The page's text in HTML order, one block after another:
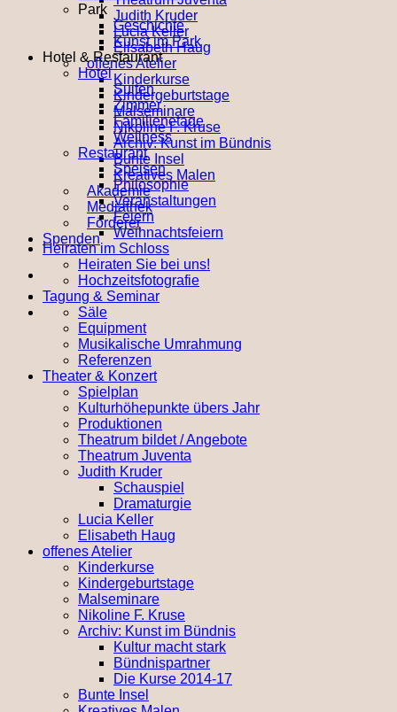
Judith Kruder
Lucia Keller
Elisabeth Haug
offenes Atelier
Kinderkurse
Kindergeburtstage
Malseminare
Nikoline F. Kruse
Archiv: Kunst im Bündnis
Bunte Insel
Kreatives Malen
Akademie
Mediathek
Förderer
Spenden
Park
Geschichte
Kunst im Park
Hotel & Restaurant
Hotel
Suiten
Zimmer
Familienetage
Wellness
Restaurant
Speisen
Philosophie
Veranstaltungen
Feiern
Weihnachtsfeiern
Heiraten im Schloss
Heiraten Sie bei uns!
Hochzeitsfotografie
Tagung & Seminar
Säle
Equipment
Musikalische Umrahmung
Referenzen
Theater & Konzert
Spielplan
Kulturhöhepunkte übers Jahr
Produktionen
Theatrum bildet / Angebote
Theatrum Juventa
Judith Kruder
Schauspiel
Dramaturgie
Lucia Keller
Elisabeth Haug
offenes Atelier
Kinderkurse
Kindergeburtstage
Malseminare
Nikoline F. Kruse
Archiv: Kunst im Bündnis
Kultur macht stark
Bündnispartner
Die Kurse 2014-17
Bunte Insel